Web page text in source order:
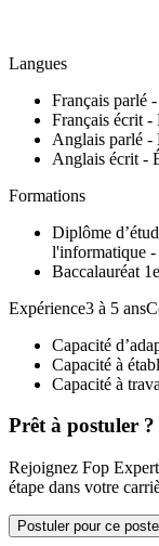
Langues
Français parlé
Français écrit -
Anglais parlé -
Anglais écrit -
Formations
Diplôme
l'informatique -
Baccalauréat
Expérience3 à 5
Capacité
Capacité à
Capacité à
Prêt à postuler ?
Rejoignez Fop
étape dans votre
Postuler pour ce poste